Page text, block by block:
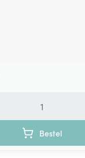
Bestel